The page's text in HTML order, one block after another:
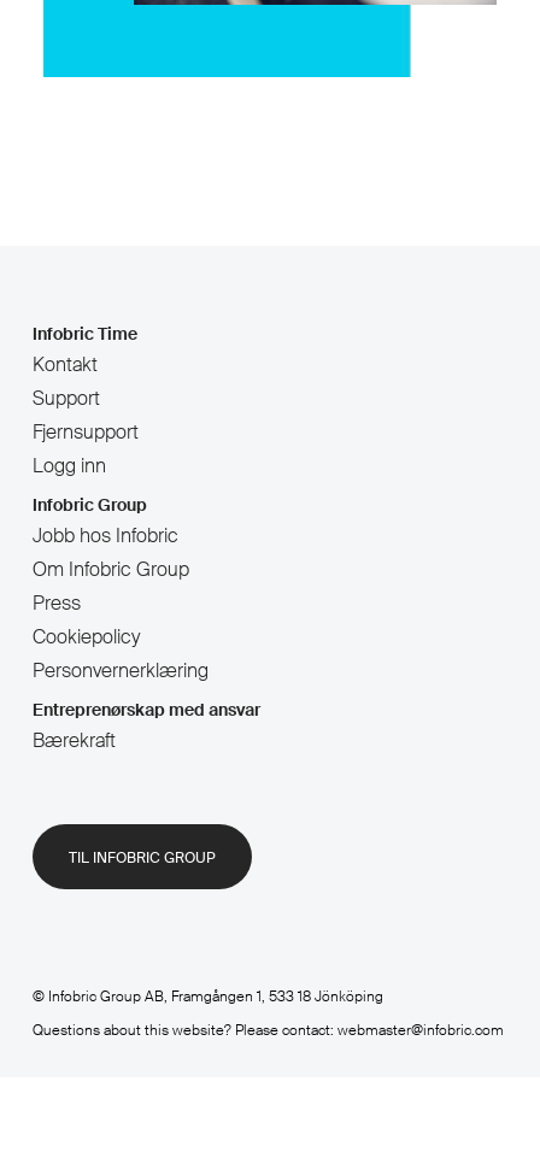
Infobric Time
Kontakt
Support
Fjernsupport
Logg inn
Infobric Group
Jobb hos Infobric
Om Infobric Group
Press
Cookiepolicy
Personvernerklæring
Entreprenørskap med ansvar
Bærekraft
TIL INFOBRIC GROUP
© Infobric Group AB, Framgången 1, 533 18 Jönköping
Questions about this website? Please contact: webmaster@infobric.com